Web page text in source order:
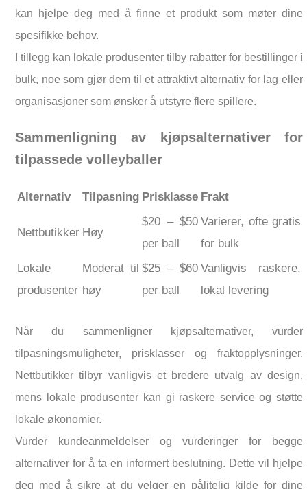
kan hjelpe deg med å finne et produkt som møter dine
spesifikke behov.
I tillegg kan lokale produsenter tilby rabatter for bestillinger i
bulk, noe som gjør dem til et attraktivt alternativ for lag eller
organisasjoner som ønsker å utstyre flere spillere.
Sammenligning av kjøpsalternativer for
tilpassede volleyballer
Alternativ Tilpasning Prisklasse Frakt
Nettbutikker Høy
$20 – $50
per ball
Varierer, ofte gratis
for bulk
Lokale
produsenter
Moderat til
høy
$25 – $60
per ball
Vanligvis raskere,
lokal levering
Når du sammenligner kjøpsalternativer, vurder
tilpasningsmuligheter, prisklasser og fraktopplysninger.
Nettbutikker tilbyr vanligvis et bredere utvalg av design,
mens lokale produsenter kan gi raskere service og støtte
lokale økonomier.
Vurder kundeanmeldelser og vurderinger for begge
alternativer for å ta en informert beslutning. Dette vil hjelpe
deg med å sikre at du velger en pålitelig kilde for dine